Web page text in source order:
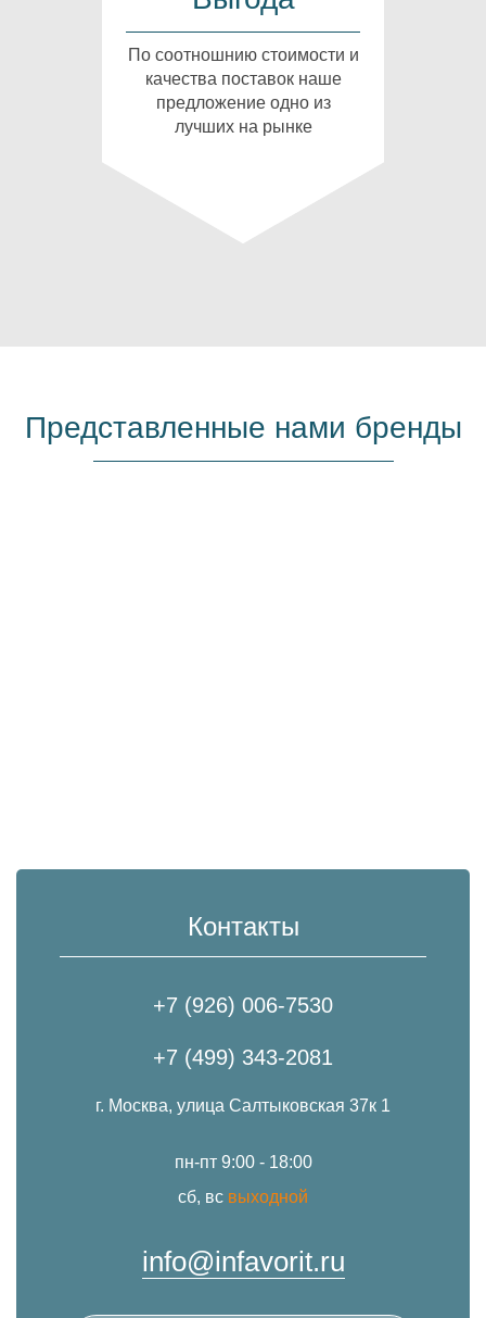
По соотношнию стоимости и
качества поставок наше
предложение одно из
лучших на рынке
Представленные нами бренды
Контакты
+7 (926) 006-7530
+7 (499) 343-2081
г. Москва, улица Салтыковская 37к 1
пн-пт 9:00 - 18:00
сб, вс выходной
info@infavorit.ru